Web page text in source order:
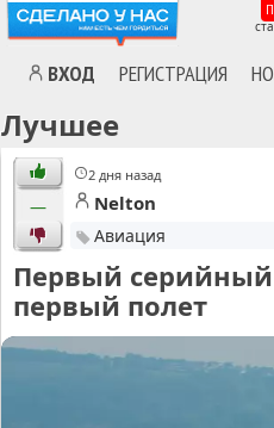
ВХОД РЕГИСТРАЦИЯ
Лучшее
2 дня назад
— Nelton
Авиация
Первый
первый полет